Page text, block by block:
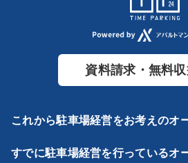
資料請求・無料
これから駐車場経営をお考えのオ
すでに駐車場経営を行っているオ